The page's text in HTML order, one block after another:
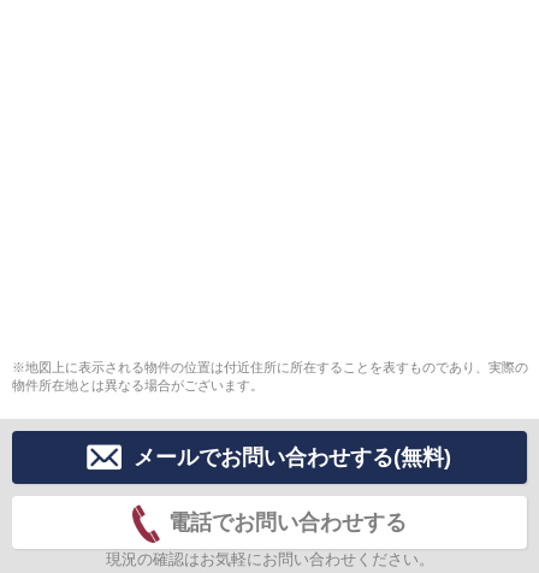
※地図上に表示される物件の位置は付近住所に所在することを表すものであり、実際の
物件所在地とは異なる場合がございます。
メールでお問い合わせする(無料)
電話でお問い合わせする
現況の確認はお気軽にお問い合わせください。